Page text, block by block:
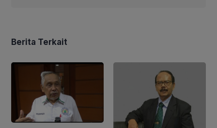
Berita Terkait